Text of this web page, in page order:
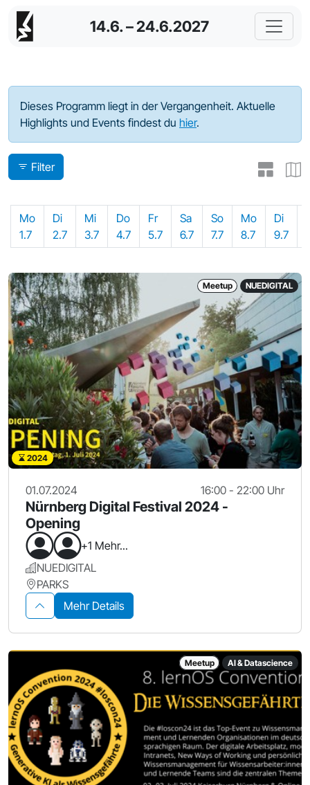
14.6. – 24.6.2027
Programm - 2024
Dieses Programm liegt in der Vergangenheit. Aktuelle
Highlights und Events findest du hier.
Filter
Mo
1.7
Di
2.7
Mi
3.7
Do
4.7
Fr
5.7
Sa
6.7
So
7.7
Mo
8.7
Di
9.7
Meetup NUEDIGITAL
2024
01.07.2024 16:00 - 22:00 Uhr
Nürnberg Digital Festival 2024 -
Opening
+1 Mehr...
NUEDIGITAL
PARKS
Mehr Details
Meetup AI & Datascience